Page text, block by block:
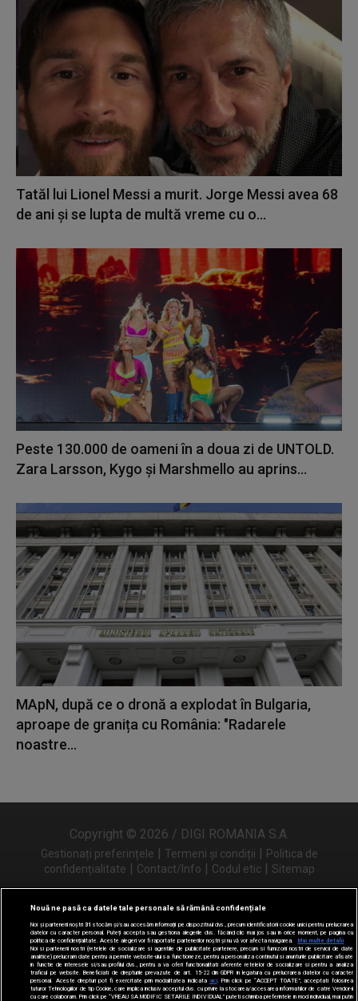
Tatăl lui Lionel Messi a murit. Jorge Messi avea 68
de ani și se lupta de multă vreme cu o...
Peste 130.000 de oameni în a doua zi de UNTOLD.
Zara Larsson, Kygo și Marshmello au aprins...
MApN, după ce o dronă a explodat în Bulgaria,
aproape de granița cu România: "Radarele
noastre...
Copyright © 2026 / DIGI ROMANIA S.A.
Gestionați preferințele | Termeni și condiții | Politica de
confidențialitate | Contact/Info | Codul etic | Sitemap
Urmărește-ne și pe
Nouă ne pasă ca datele tale personale să rămână confidențiale
Noi și partenerii noștri31 stocăm și/sau accesăm informații pe dispozitivul dvs., precum identificatorii cookie unici pentru prelucrarea
datelor cu caracter personal. Puteți accepta sau gestiona alegerile dvs. făcând clic mai jos sau în orice moment, pe pagina cu
politica de confidențialitate. Aceste alegeri vor fi raportate partenerilor noștri și nu vă vor afecta navigarea.
Mai multe detalii
Noi si partenerii nostri (retelele de socializare si agentiile de publicitate partenere, precum si furnizorii nostri de servicii de date
analitice) prelucram date pentru a permite website-ului sa functioneze, pentru a personaliza continutul si anunturile publicitare afisate
in functie de interesele si/sau profilul dvs., pentru a va oferi functionalitati aferente retelelor de socializare si pentru a analiza
traficul pe website. Beneficiati de drepturile prevazute de art. 15-22 din GDPR in legatura cu prelucrarea datelor cu caracter
personal. Aceste drepturi pot fi exercitate prin modalitatea indicata aici. Prin click pe “ACCEPT TOATE”, acceptati folosirea
tuturor Tehnologiilor de tip Cookie, care implica inclusiv acceptul dvs. cu privire la stocarea/accesarea informatiilor de catre Vendor-ii
cu care colaboram. Prin click pe “VREAU SA MODIFIC SETARILE INDIVIDUAL” puteti schimba preferintele in mod individual, mai putin